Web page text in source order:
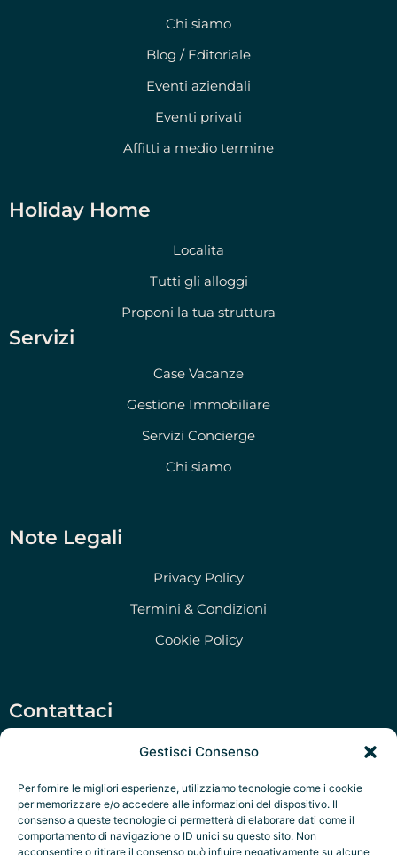
Gestisci Consenso
Per fornire le migliori esperienze, utilizziamo tecnologie come i cookie
per memorizzare e/o accedere alle informazioni del dispositivo. Il
consenso a queste tecnologie ci permetterà di elaborare dati come il
comportamento di navigazione o ID unici su questo sito. Non
acconsentire o ritirare il consenso può influire negativamente su alcune
a
m
Chi siamo
Blog / Editoriale
Eventi aziendali
Eventi privati
Affitti a medio termine
Holiday Home
Localita
Tutti gli alloggi
Proponi la tua struttura
Servizi
Case Vacanze
Gestione Immobiliare
Servizi Concierge
Chi siamo
Note Legali
Privacy Policy
Termini & Condizioni
Cookie Policy
Contattaci
Salento Prime Srl, Via San Martino 47, Morciano di
‭+39 351 79 47 280‬
P.IVA: IT05322970756